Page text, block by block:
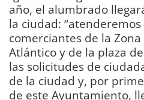
año, el alumbrado
la ciudad:
comerciantes de la
Atlántico y de la plaza
las solicitudes de
de la ciudad y, por
de este Ayuntamiento,